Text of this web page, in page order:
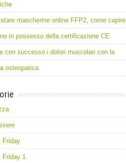
mascherine online FFP2, come capire
in possesso della certificazione CE
con successo i dolori muscolari con la
osteopatica
Friday
Friday 1